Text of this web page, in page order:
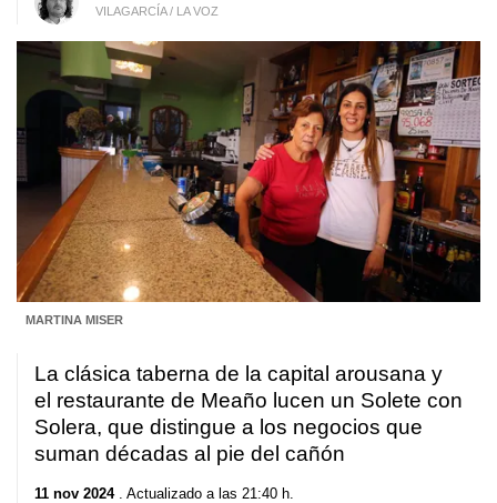
VILAGARCÍA / LA VOZ
MARTINA MISER
La clásica taberna de la capital arousana y
el restaurante de Meaño lucen un Solete con
Solera, que distingue a los negocios que
suman décadas al pie del cañón
11 nov 2024. Actualizado a las 21:40 h.